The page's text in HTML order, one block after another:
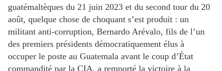
guatémaltèques du 21 juin 2023 et du second tour du 20
août, quelque chose de choquant s’est produit : un
militant anti-corruption, Bernardo Arévalo, fils de l’un
des premiers présidents démocratiquement élus à
occuper le poste au Guatemala avant le coup d’État
commandité par la CIA, a remporté la victoire à la